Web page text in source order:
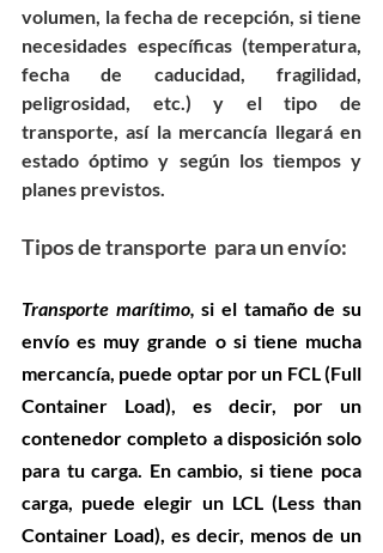
volumen, la fecha de recepción, si tiene
necesidades específicas (temperatura,
fecha de caducidad, fragilidad,
peligrosidad, etc.) y el tipo de
transporte, así la mercancía llegará en
estado óptimo y según los tiempos y
planes previstos.
Tipos de transporte  para un envío:
Transporte marítimo, si el tamaño de su
envío es muy grande o si tiene mucha
mercancía, puede optar por un FCL (Full
Container Load), es decir, por un
contenedor completo a disposición solo
para tu carga. En cambio, si tiene poca
carga, puede elegir un LCL (Less than
Container Load), es decir, menos de un